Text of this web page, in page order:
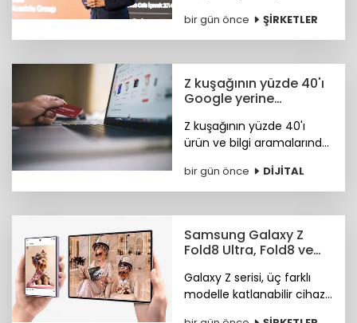
yaklaşımı ile FTSE4Good
Endeksi’nde.
bir gün önce ŞİRKETLER
Z kuşağının yüzde 40'ı
Google yerine
yapıyor
Z kuşağının yüzde 40'ı
ürün ve bilgi aramalarında
Araştırma ayrıca
Instagram ve TikTok'un
önde olduğunu öne
çıkardı.
bir gün önce DİJİTAL
Samsung Galaxy Z
Fold8 Ultra, Fold8 ve
marketlerde
Galaxy Z serisi, üç farklı
modelle katlanabilir cihaz